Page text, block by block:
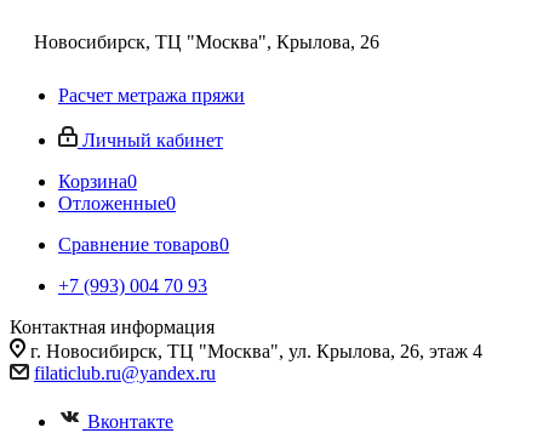
Новосибирск, ТЦ "Москва", Крылова, 26
Расчет метража пряжи
Личный кабинет
Корзина0
Отложенные0
Сравнение товаров0
+7 (993) 004 70 93
Контактная информация
г. Новосибирск, ТЦ "Москва", ул. Крылова, 26, этаж 4
filaticlub.ru@yandex.ru
Вконтакте